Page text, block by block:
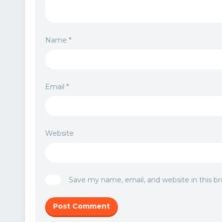
Name *
Email *
Website
Save my name, email, and website in this